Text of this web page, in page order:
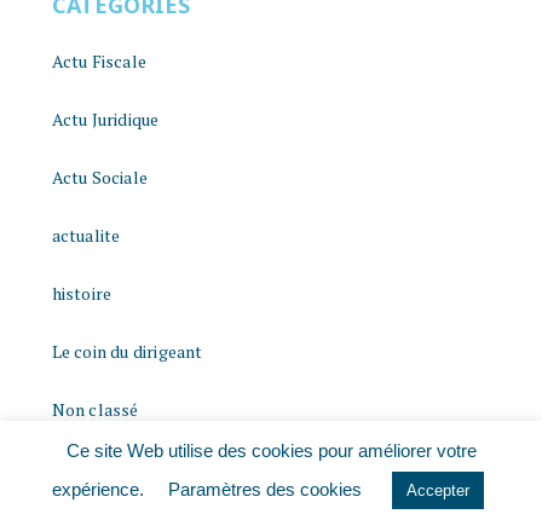
Actu Fiscale
Actu Juridique
Actu Sociale
actualite
histoire
Le coin du dirigeant
Non classé
Ce site Web utilise des cookies pour améliorer votre
expérience.
Paramètres des cookies Accepter